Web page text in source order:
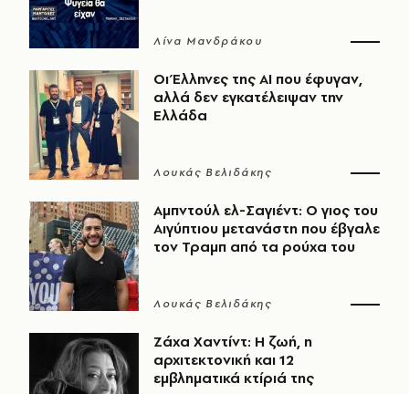
Λίνα Μανδράκου
Οι Έλληνες της ΑΙ που έφυγαν,
αλλά δεν εγκατέλειψαν την
Ελλάδα
Λουκάς Βελιδάκης
Αμπντούλ ελ-Σαγιέντ: Ο γιος του
Αιγύπτιου μετανάστη που έβγαλε
τον Τραμπ από τα ρούχα του
Λουκάς Βελιδάκης
Ζάχα Χαντίντ: Η ζωή, η
αρχιτεκτονική και 12
εμβληματικά κτίριά της